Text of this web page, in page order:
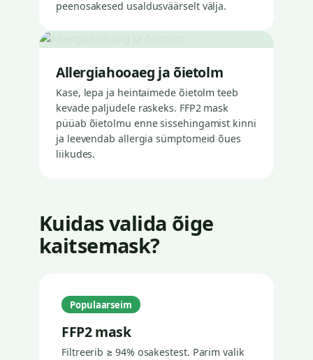
peenosakesed usaldusväärselt välja.
Allergiahooaeg ja õietolm
Kase, lepa ja heintaimede õietolm teeb
kevade paljudele raskeks. FFP2 mask
püüab õietolmu enne sissehingamist kinni
ja leevendab allergia sümptomeid õues
liikudes.
Kuidas valida õige
kaitsemask?
Populaarseim
FFP2 mask
Filtreerib ≥ 94% osakestest. Parim valik